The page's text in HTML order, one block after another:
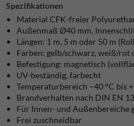
Spezifikationen
Material CFK-freier
Außenmaß Ø40 mm,
Längen: 1 m, 5 m oder 50 m
Farben: gelb/schwarz, weiß/rot
Befestigung: magnetisch
UV-beständig, farbecht
Temperaturbereich –40 °C bis
Brandverhalten nach DIN EN
Für Innen- und Außenbereiche
Frei zuschneidbar